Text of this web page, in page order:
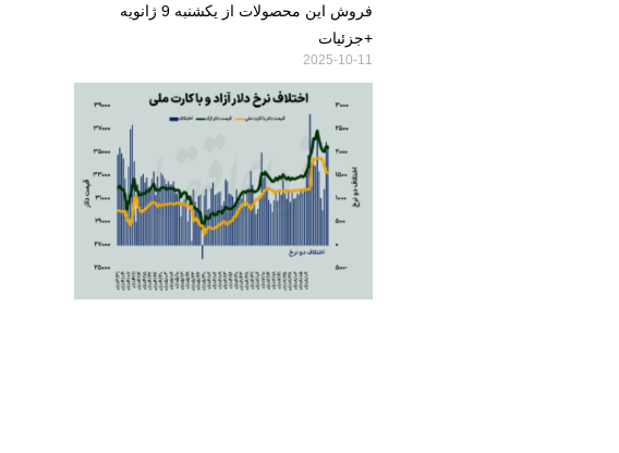
فروش این محصولات از یکشنبه 9 ژانویه
+جزئیات
2025-10-11